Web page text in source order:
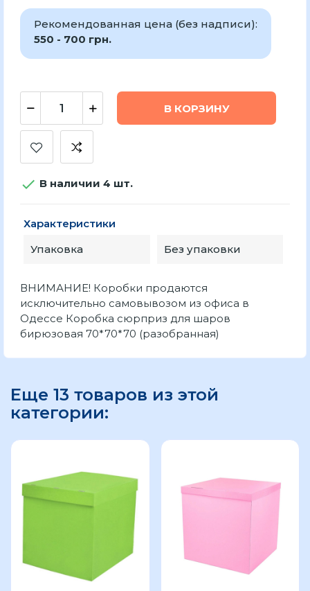
Рекомендованная цена (без надписи):
550 - 700 грн.
В КОРЗИНУ
 В наличии 4 шт.
Характеристики
Упаковка
Без упаковки
ВНИМАНИЕ! Коробки продаются
исключительно самовывозом из офиса в
Одессе Коробка сюрприз для шаров
бирюзовая 70*70*70 (разобранная)
Еще 13 товаров из этой
категории: